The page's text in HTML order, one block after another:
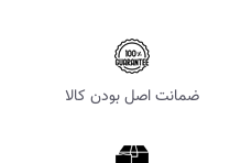
ضمانت اصل بودن کالا